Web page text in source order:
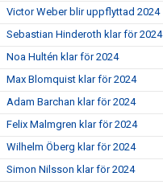
Victor Weber blir uppflyttad 2024
Sebastian Hinderoth klar för 2024
Noa Hultén klar för 2024
Max Blomquist klar för 2024
Adam Barchan klar för 2024
Felix Malmgren klar för 2024
Wilhelm Öberg klar för 2024
Simon Nilsson klar för 2024